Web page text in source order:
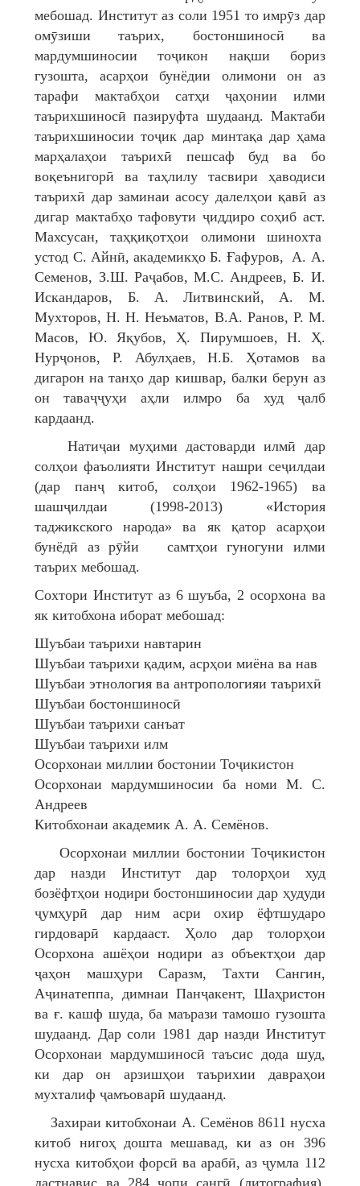
мебошад. Институт аз соли 1951 то имрӯз дар
омӯзиши таърих, бостоншиносӣ ва
мардумшиносии тоҷикон нақши бориз
гузошта, асарҳои бунёдии олимони он аз
тарафи мактабҳои сатҳи ҷаҳонии илми
таърихшиносӣ пазируфта шудаанд. Мактаби
таърихшиносии тоҷик дар минтақа дар ҳама
марҳалаҳои таърихӣ пешсаф буд ва бо
воқеънигорӣ ва таҳлилу тасвири ҳаводиси
таърихӣ дар заминаи асосу далелҳои қавӣ аз
дигар мактабҳо тафовути ҷиддиро соҳиб аст.
Махсусан, таҳқиқотҳои олимони шинохта
устод С. Айнӣ, академикҳо Б. Ғафуров, А. А.
Семенов, З.Ш. Раҷабов, М.С. Андреев, Б. И.
Искандаров, Б. А. Литвинский, А. М.
Мухторов, Н. Н. Неъматов, В.А. Ранов, Р. М.
Масов, Ю. Яқубов, Ҳ. Пирумшоев, Н. Ҳ.
Нурҷонов, Р. Абулҳаев, Н.Б. Ҳотамов ва
дигарон на танҳо дар кишвар, балки берун аз
он таваҷҷуҳи аҳли илмро ба худ ҷалб
кардаанд.
Натиҷаи муҳими дастоварди илмӣ дар
солҳои фаъолияти Институт нашри сеҷилдаи
(дар панҷ китоб, солҳои 1962-1965) ва
шашҷилдаи (1998-2013) «История
таджикского народа» ва як қатор асарҳои
бунёдӣ аз рӯйи самтҳои гуногуни илми
таърих мебошад.
Сохтори Институт аз 6 шуъба, 2 осорхона ва
як китобхона иборат мебошад:
Шуъбаи таърихи навтарин
Шуъбаи таърихи қадим, асрҳои миёна ва нав
Шуъбаи этнология ва антропологияи таърихӣ
Шуъбаи бостоншиносӣ
Шуъбаи таърихи санъат
Шуъбаи таърихи илм
Осорхонаи миллии бостонии Тоҷикистон
Осорхонаи мардумшиносии ба номи М. С.
Андреев
Китобхонаи академик А. А. Семёнов.
Осорхонаи миллии бостонии Тоҷикистон
дар назди Институт дар толорҳои худ
бозёфтҳои нодири бостоншиносии дар ҳудуди
ҷумҳурӣ дар ним асри охир ёфтшударо
гирдоварӣ кардааст. Ҳоло дар толорҳои
Осорхона ашёҳои нодири аз объектҳои дар
ҷаҳон машҳури Саразм, Тахти Сангин,
Аҷинатеппа, димнаи Панҷакент, Шаҳристон
ва ғ. кашф шуда, ба маърази тамошо гузошта
шудаанд. Дар соли 1981 дар назди Институт
Осорхонаи мардумшиносӣ таъсис дода шуд,
ки дар он арзишҳои таърихии давраҳои
мухталиф ҷамъоварӣ шудаанд.
Захираи китобхонаи А. Семёнов 8611 нусха
китоб нигоҳ дошта мешавад, ки аз он 396
нусха китобҳои форсӣ ва арабӣ, аз ҷумла 112
дастнавис ва 284 чопи сангӣ (литография),